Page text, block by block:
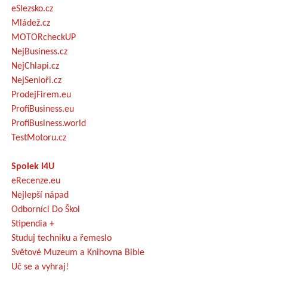
eSlezsko.cz
Mládež.cz
MOTORcheckUP
NejBusiness.cz
NejChlapi.cz
NejSenioři.cz
ProdejFirem.eu
ProfiBusiness.eu
ProfiBusiness.world
TestMotoru.cz
Spolek I4U
eRecenze.eu
Nejlepší nápad
Odborníci Do Škol
Stipendia +
Studuj techniku a řemeslo
Světové Muzeum a Knihovna Bible
Uč se a vyhraj!